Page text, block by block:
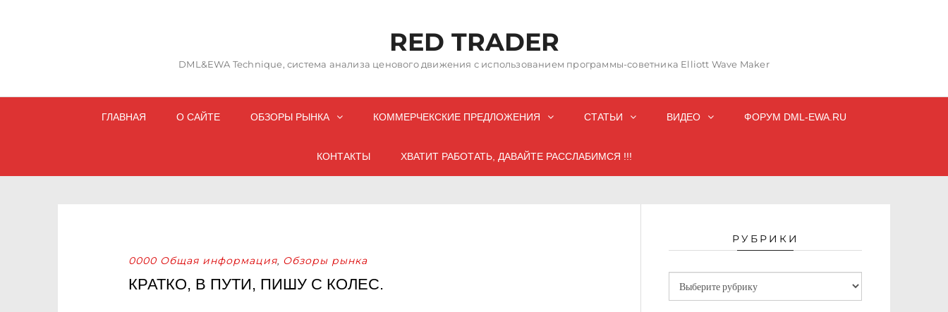
RED TRADER
DML&EWA Technique, система анализа ценового движения с использованием программы-советника Elliott Wave Maker
ГЛАВНАЯ О САЙТЕ ОБЗОРЫ РЫНКА КОММЕРЧЕКСКИЕ ПРЕДЛОЖЕНИЯ СТАТЬИ ВИДЕО ФОРУМ DML-EWA.RU
КОНТАКТЫ ХВАТИТ РАБОТАТЬ, ДАВАЙТЕ РАССЛАБИМСЯ !!!
0000 Общая информация, Обзоры рынка
КРАТКО, В ПУТИ, ПИШУ С КОЛЕС.
РУБРИКИ